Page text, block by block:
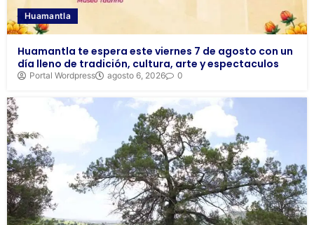
Huamantla
Huamantla te espera este viernes 7 de agosto con un
día lleno de tradición, cultura, arte y espectaculos
Portal Wordpress agosto 6, 2026 0